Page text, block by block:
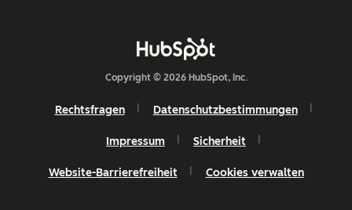
Copyright © 2026 HubSpot, Inc.
Rechtsfragen Datenschutzbestimmungen
Impressum Sicherheit
Website-Barrierefreiheit Cookies verwalten